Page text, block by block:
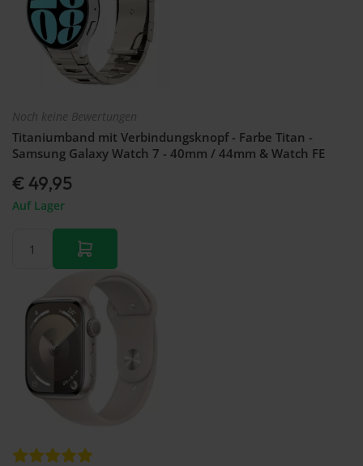
Noch keine Bewertungen
Titaniumband mit Verbindungsknopf - Farbe Titan -
Samsung Galaxy Watch 7 - 40mm / 44mm & Watch FE
€ 49,95
Auf Lager